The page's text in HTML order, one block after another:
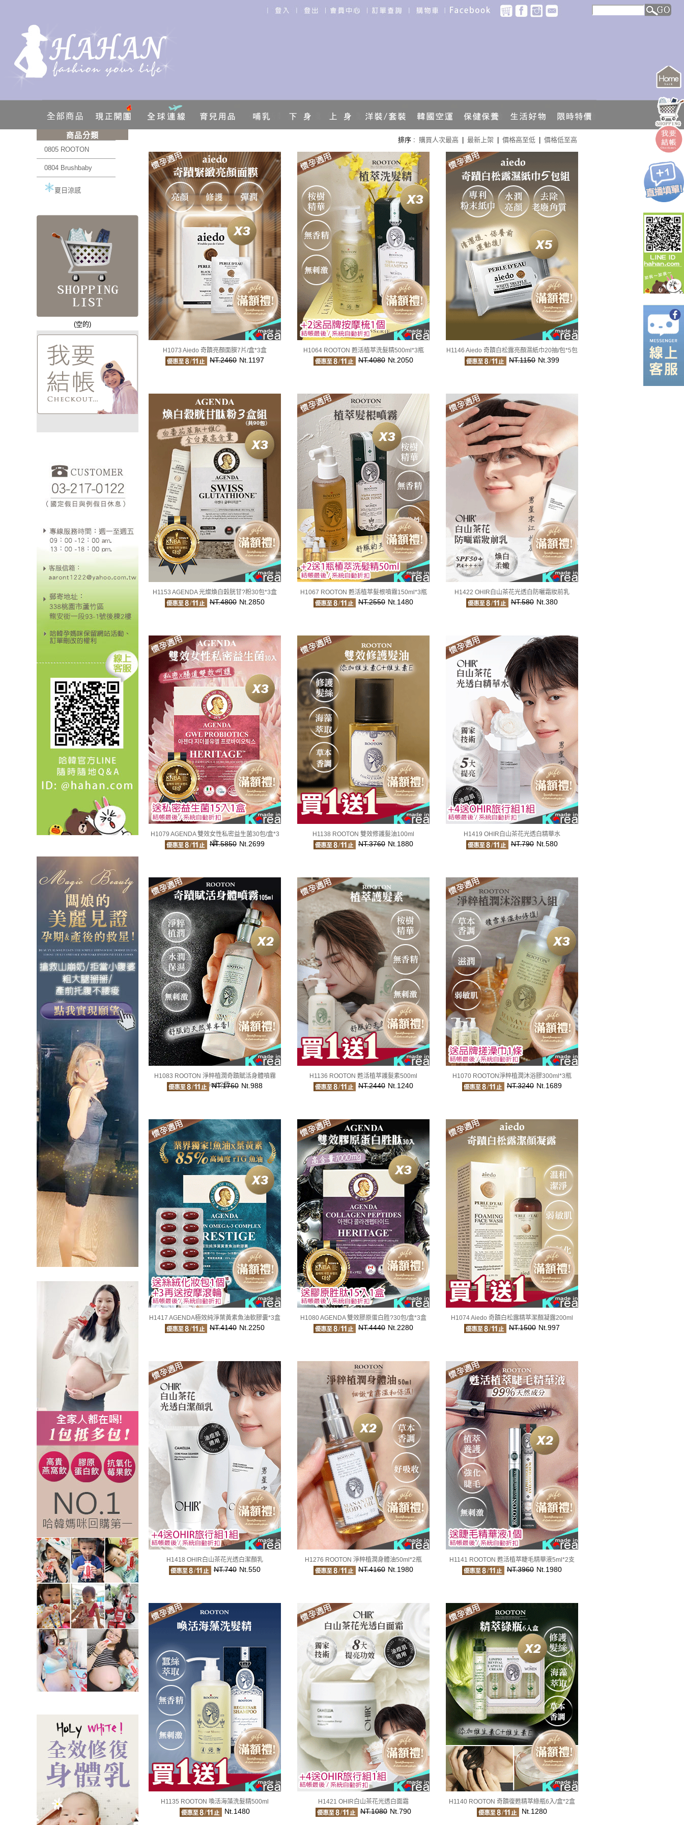
商品分類
0805 ROOTON
0804 Brushbaby
夏日涼感
(空的)
排序 : 購買人次最高 最新上架 價格高至低 價格低至高
H1073 Aiedo 奇蹟亮顏面膜7片/盒*3盒
NT.2460 Nt.1197
H1064 ROOTON 甦活植萃洗髮精500ml*3瓶
NT.4080 Nt.2050
H1146 Aiedo 奇蹟白松露亮顏濕紙巾20抽/包*5包
NT.1150 Nt.399
H1153 AGENDA 光燦煥白穀胱甘?粉30包*3盒
NT.4800 Nt.2850
H1067 ROOTON 甦活植萃髮根噴霧150ml*3瓶
NT.2550 Nt.1480
H1422 OHIR白山茶花光透白防曬霜妝前乳
NT.580 Nt.380
H1079 AGENDA 雙效女性私密益生菌30包/盒*3
盒
NT.5850 Nt.2699
H1138 ROOTON 雙效修護髮油100ml
NT.3760 Nt.1880
H1419 OHIR白山茶花光透白精華水
NT.790 Nt.580
H1083 ROOTON 淨粹植潤奇蹟賦活身體噴霧
105ml*2瓶
NT.1760 Nt.988
H1136 ROOTON 甦活植萃護髮素500ml
NT.2440 Nt.1240
H1070 ROOTON淨粹植潤沐浴膠300ml*3瓶
NT.3240 Nt.1689
H1417 AGENDA極效純淨葉黃素魚油軟膠囊*3盒
NT.4140 Nt.2250
H1080 AGENDA 雙效膠原蛋白胜?30包/盒*3盒
NT.4440 Nt.2280
H1074 Aiedo 奇蹟白松露精萃潔顏凝露200ml
NT.1500 Nt.997
H1418 OHIR白山茶花光透白潔顏乳
NT.740 Nt.550
H1276 ROOTON 淨粹植潤身體油50ml*2瓶
NT.4160 Nt.1980
H1141 ROOTON 甦活植萃睫毛精華液5ml*2支
NT.3960 Nt.1980
H1135 ROOTON 喚活海藻洗髮精500ml
Nt.1480
H1421 OHIR白山茶花光透白面霜
NT.1080 Nt.790
H1140 ROOTON 奇蹟復甦精萃綠瓶6入/盒*2盒
Nt.1280